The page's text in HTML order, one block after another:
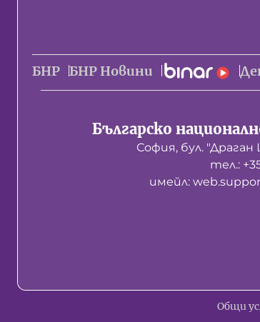
БНР БНР Новини
Българско
София, бул. "Драган
тел.:
имейл:
Общи